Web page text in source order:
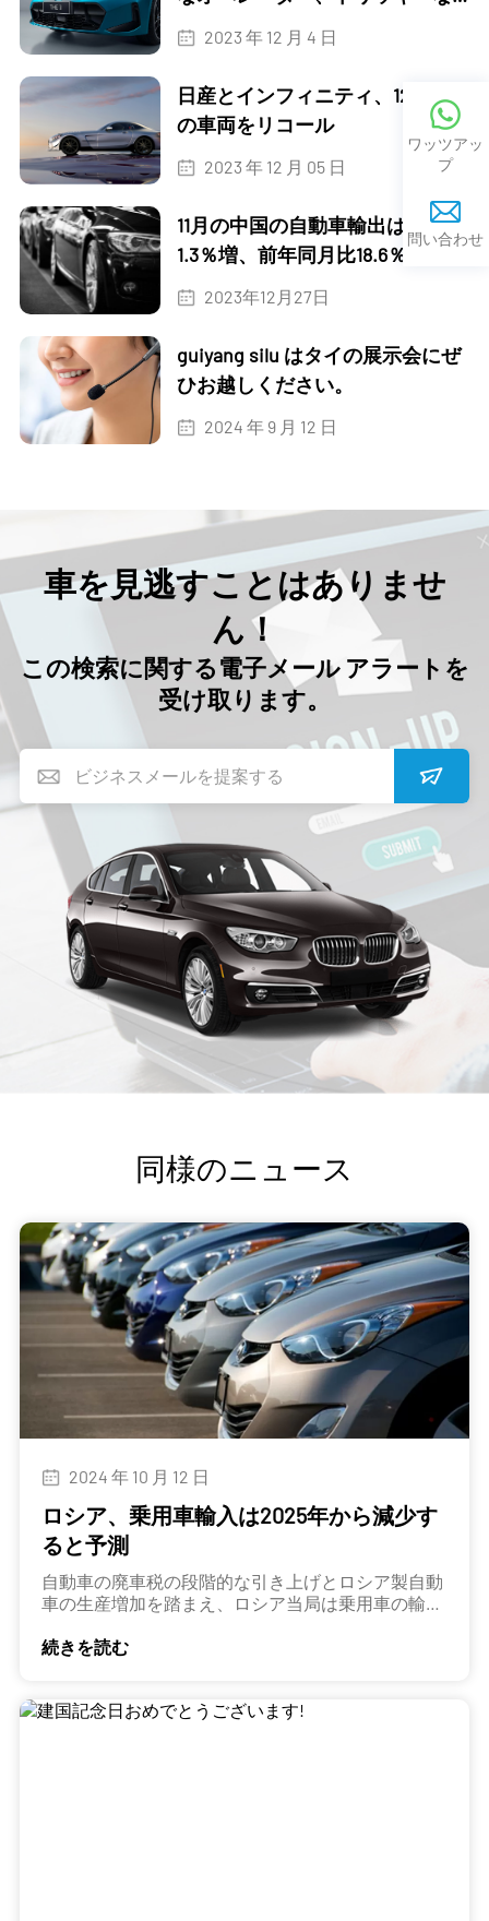
テクノロジー
2023 年 12 月 4 日
日産とインフィニティ、120万台
の車両をリコール
2023 年 12 月 05 日
11月の中国の自動車輸出は前月比
1.3％増、前年同月比18.6％増とな
った。
2023年12月27日
guiyang silu はタイの展示会にぜ
ひお越しください。
2024 年 9 月 12 日
車を見逃すことはありませ
ん！
この検索に関する電子メール アラートを
受け取ります。
同様のニュース
2024 年 10 月 12 日
ロシア、乗用車輸入は2025年から減少す
ると予測
自動車の廃車税の段階的な引き上げとロシア製自動
車の生産増加を踏まえ、ロシア当局は乗用車の輸入
続きを読む
ワッツアッ
プ
問い合わせ